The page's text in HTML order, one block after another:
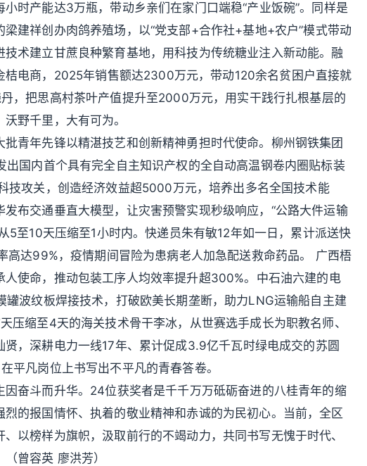
时产能达3万瓶，带动乡亲们在家门口端稳“产业饭碗”。同样是
梁建祥创办肉鸽养殖场，以“党支部+合作社+基地+农户”模式带动
术建立甘蔗良种繁育基地，用科技为传统糖业注入新动能。融
桔电商，2025年销售额达2300万元，带动120余名贫困户直接就
，把思高村茶叶产值提升至2000万元，用实干践行扎根基层的
野千里，大有可为。
青年先锋以精湛技艺和创新精神勇担时代使命。柳州钢铁集团
出国内首个具有完全自主知识产权的全自动高温钢卷内圈贴标装
技攻关，创造经济效益超5000万元，培养出多名全国技术能
布交通垂直大模型，让灾害预警实现秒级响应，“公路大件运输
5至10天压缩至1小时内。快递员朱有敏12年如一日，累计派送快
高达99%，疫情期间冒险为患病老人加急配送救命药品。 广西梧
人使命，推动包装工序人均效率提升超300%。中石油六建的电
罐波纹板焊接技术，打破欧美长期垄断，助力LNG运输船自主建
压缩至4天的海关技术骨干李冰，从世赛选手成长为职教名师、
贤，深耕电力一线17年、累计促成3.9亿千瓦时绿电成交的苏圆
平凡岗位上书写出不平凡的青春答卷。
因奋斗而升华。24位获奖者是千千万万砥砺奋进的八桂青年的缩
烈的报国情怀、执着的敬业精神和赤诚的为民初心。当前，全区
以榜样为旗帜，汲取前行的不竭动力，共同书写无愧于时代、
曾容英 廖洪芳）